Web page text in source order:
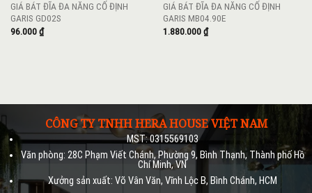
GIÁ BÁT ĐĨA ĐA NĂNG CỐ ĐỊNH
GARIS GD02S
96.000₫
GIÁ BÁT ĐĨA ĐA NĂNG CỐ ĐỊNH
GARIS MB04.90E
1.880.000₫
CÔNG TY TNHH HERA HOUSE VIỆT NAM
MST: 0315569103
Văn phòng: 28C Phạm Viết Chánh, Phường 9, Bình Thạnh, Thành phố Hồ
Chí Minh, VN
Xưởng sản xuất: Võ Vân Văn, Vĩnh Lộc B, Bình Chánh, HCM